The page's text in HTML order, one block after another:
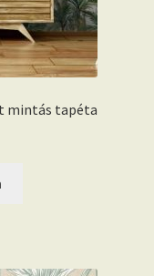
mintás tapéta